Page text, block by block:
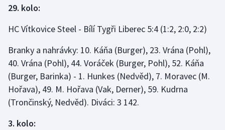
29. kolo:
HC Vítkovice Steel - Bílí Tygři Liberec 5:4 (1:2, 2:0, 2:2)
Branky a nahrávky: 10. Káňa (Burger), 23. Vrána (Pohl),
40. Vrána (Pohl), 44. Voráček (Burger, Pohl), 52. Káňa
(Burger, Barinka) - 1. Hunkes (Nedvěd), 7. Moravec (M.
Hořava), 49. M. Hořava (Vak, Derner), 59. Kudrna
(Trončinský, Nedvěd). Diváci: 3 142.
3. kolo: